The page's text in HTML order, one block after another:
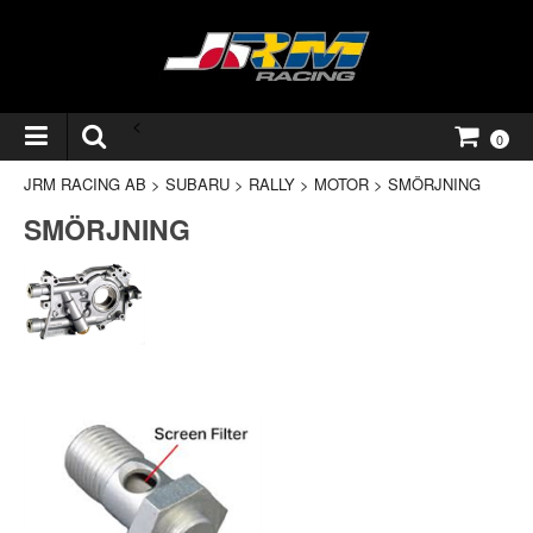
<
0
JRM RACING AB > SUBARU > RALLY > MOTOR > SMÖRJNING
SMÖRJNING